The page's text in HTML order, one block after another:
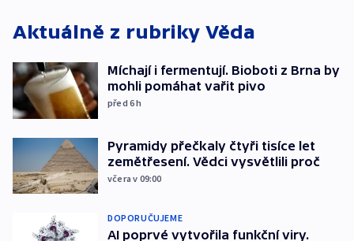
Aktuálně z rubriky Věda
Míchají i fermentují. Bioboti z Brna by
mohli pomáhat vařit pivo
před 6h
Pyramidy přečkaly čtyři tisíce let
zemětřesení. Vědci vysvětlili proč
včera v 09:00
DOPORUČUJEME
AI poprvé vytvořila funkční viry.